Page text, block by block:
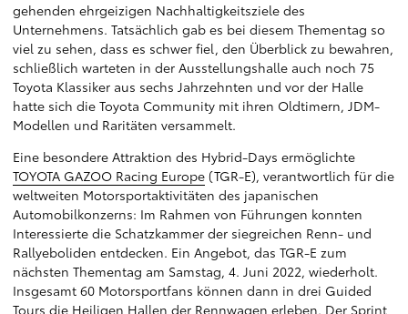
gehenden ehrgeizigen Nachhaltigkeitsziele des
Unternehmens. Tatsächlich gab es bei diesem Thementag so
viel zu sehen, dass es schwer fiel, den Überblick zu bewahren,
schließlich warteten in der Ausstellungshalle auch noch 75
Toyota Klassiker aus sechs Jahrzehnten und vor der Halle
hatte sich die Toyota Community mit ihren Oldtimern, JDM-
Modellen und Raritäten versammelt.
Eine besondere Attraktion des Hybrid-Days ermöglichte
TOYOTA GAZOO Racing Europe (TGR-E), verantwortlich für die
weltweiten Motorsportaktivitäten des japanischen
Automobilkonzerns: Im Rahmen von Führungen konnten
Interessierte die Schatzkammer der siegreichen Renn- und
Rallyeboliden entdecken. Ein Angebot, das TGR-E zum
nächsten Thementag am Samstag, 4. Juni 2022, wiederholt.
Insgesamt 60 Motorsportfans können dann in drei Guided
Tours die Heiligen Hallen der Rennwagen erleben. Der Sprint